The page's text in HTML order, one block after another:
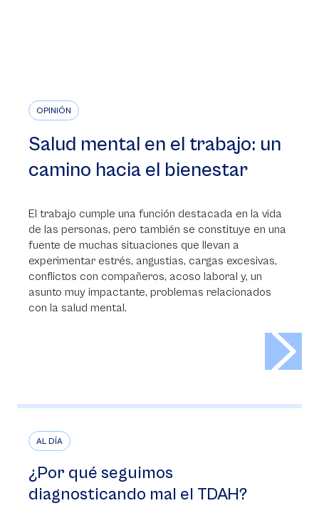
OPINIÓN
Salud mental en el trabajo: un
camino hacia el bienestar
El trabajo cumple una función destacada en la vida
de las personas, pero también se constituye en una
fuente de muchas situaciones que llevan a
experimentar estrés, angustias, cargas excesivas,
conflictos con compañeros, acoso laboral y, un
asunto muy impactante, problemas relacionados
con la salud mental.
AL DÍA
¿Por qué seguimos
diagnosticando mal el TDAH?